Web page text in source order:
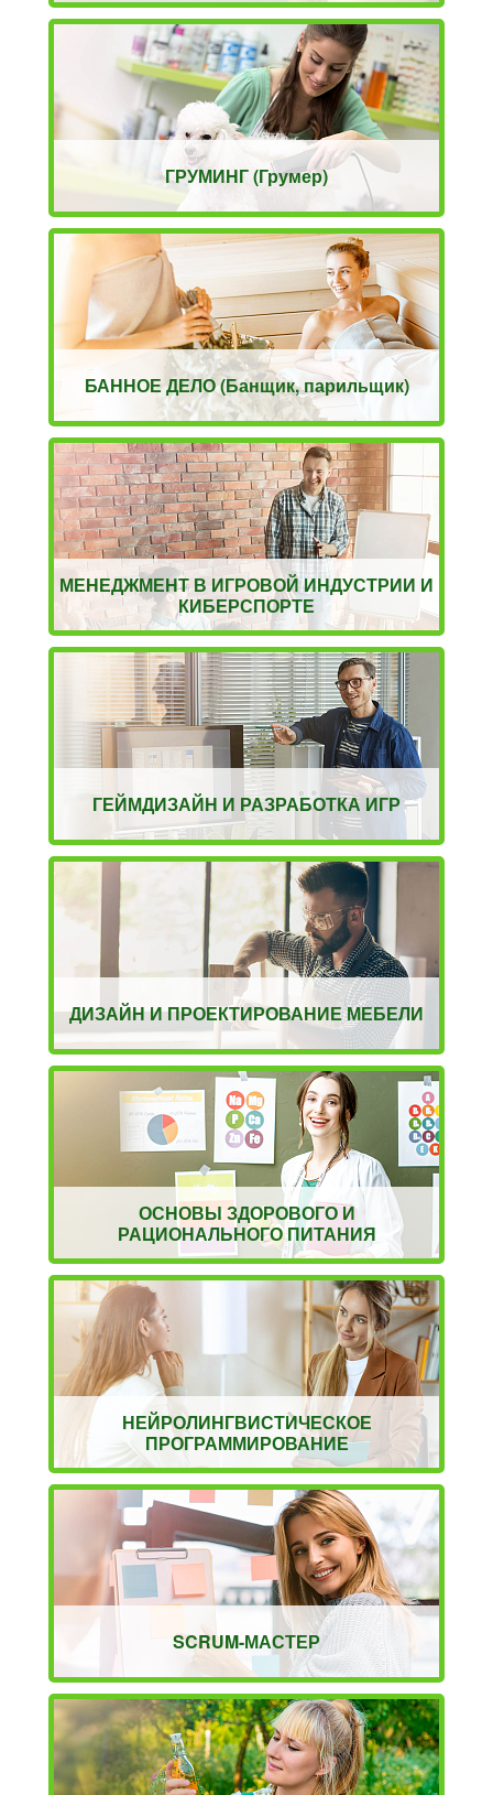
ГРУМИНГ (Грумер)
БАННОЕ ДЕЛО (Банщик, парильщик)
МЕНЕДЖМЕНТ В ИГРОВОЙ ИНДУСТРИИ И
КИБЕРСПОРТЕ
ГЕЙМДИЗАЙН И РАЗРАБОТКА ИГР
ДИЗАЙН И ПРОЕКТИРОВАНИЕ МЕБЕЛИ
ОСНОВЫ ЗДОРОВОГО И
РАЦИОНАЛЬНОГО ПИТАНИЯ
НЕЙРОЛИНГВИСТИЧЕСКОЕ
ПРОГРАММИРОВАНИЕ
SCRUM-МАСТЕР